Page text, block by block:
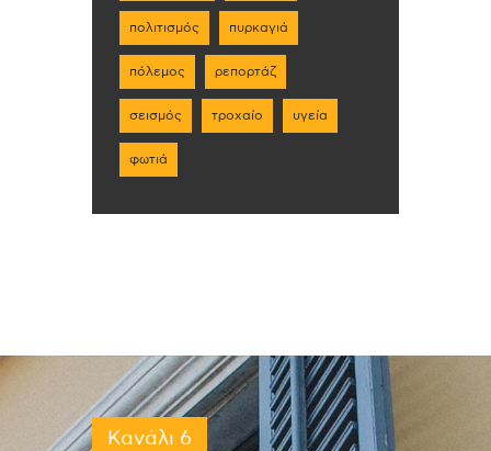
πολιτισμός πυρκαγιά
πόλεμος ρεπορτάζ
σεισμός τροχαίο υγεία
φωτιά
Κανάλι 6